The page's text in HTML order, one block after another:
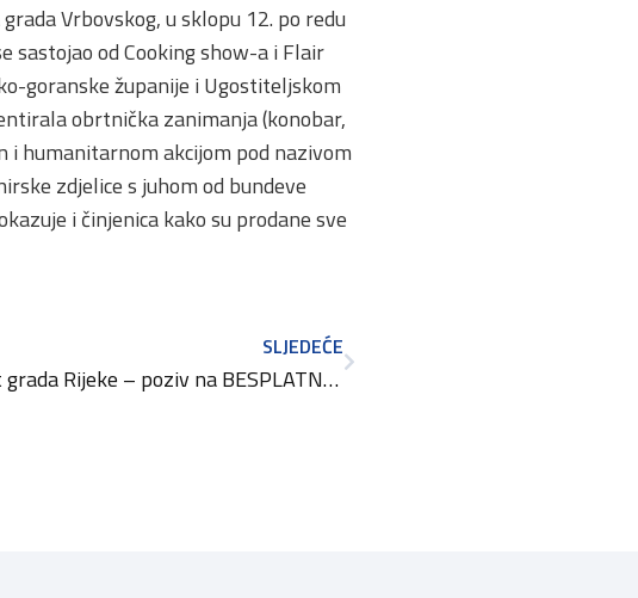
Vrbovskog, u sklopu 12. po redu
sastojao od Cooking show-a i Flair
goranske županije i Ugostiteljskom
obrtnička zanimanja (konobar,
i humanitarnom akcijom pod nazivom
zdjelice s juhom od bundeve
i činjenica kako su prodane sve
SLJEDEĆE
Poslovni uzlet grada Rijeke – poziv na BESPLATNE edukacije